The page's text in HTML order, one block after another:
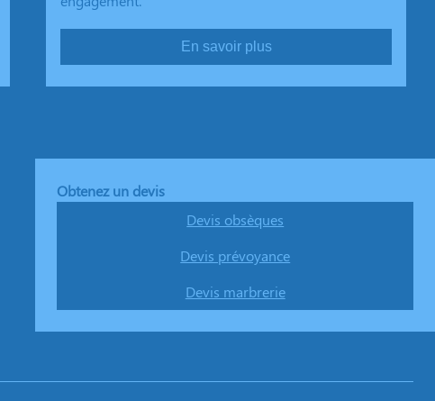
En savoir plus
Obtenez un devis
Devis obsèques
Devis prévoyance
Devis marbrerie